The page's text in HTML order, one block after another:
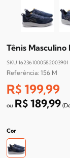
Tênis
SKU 162361000582003901
156 M
R$ 199,99
R$ 189,99
Cor